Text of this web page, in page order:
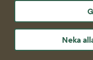
Neka